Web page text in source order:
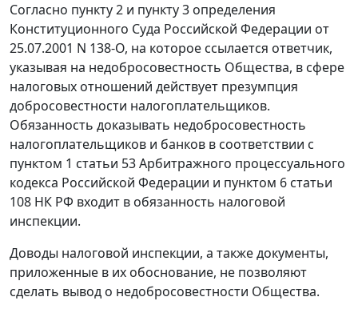
Согласно пункту 2 и пункту 3 определения
Конституционного Суда Российской Федерации от
25.07.2001 N 138-О, на которое ссылается ответчик,
указывая на недобросовестность Общества, в сфере
налоговых отношений действует презумпция
добросовестности налогоплательщиков.
Обязанность доказывать недобросовестность
налогоплательщиков и банков в соответствии с
пунктом 1 статьи 53Арбитражного процессуального
кодекса Российской Федерации и пунктом 6 статьи
108 НК РФ входит в обязанность налоговой
инспекции.
Доводы налоговой инспекции, а также документы,
приложенные в их обоснование, не позволяют
сделать вывод о недобросовестности Общества.